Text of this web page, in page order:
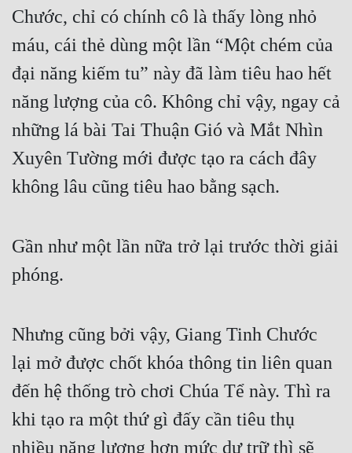
Chước, chỉ có chính cô là thấy lòng nhỏ
máu, cái thẻ dùng một lần “Một chém của
đại năng kiếm tu” này đã làm tiêu hao hết
năng lượng của cô. Không chỉ vậy, ngay cả
những lá bài Tai Thuận Gió và Mắt Nhìn
Xuyên Tường mới được tạo ra cách đây
không lâu cũng tiêu hao bằng sạch.
Gần như một lần nữa trở lại trước thời giải
phóng.
Nhưng cũng bởi vậy, Giang Tinh Chước
lại mở được chốt khóa thông tin liên quan
đến hệ thống trò chơi Chúa Tể này. Thì ra
khi tạo ra một thứ gì đấy cần tiêu thụ
nhiều năng lượng hơn mức dự trữ thì sẽ